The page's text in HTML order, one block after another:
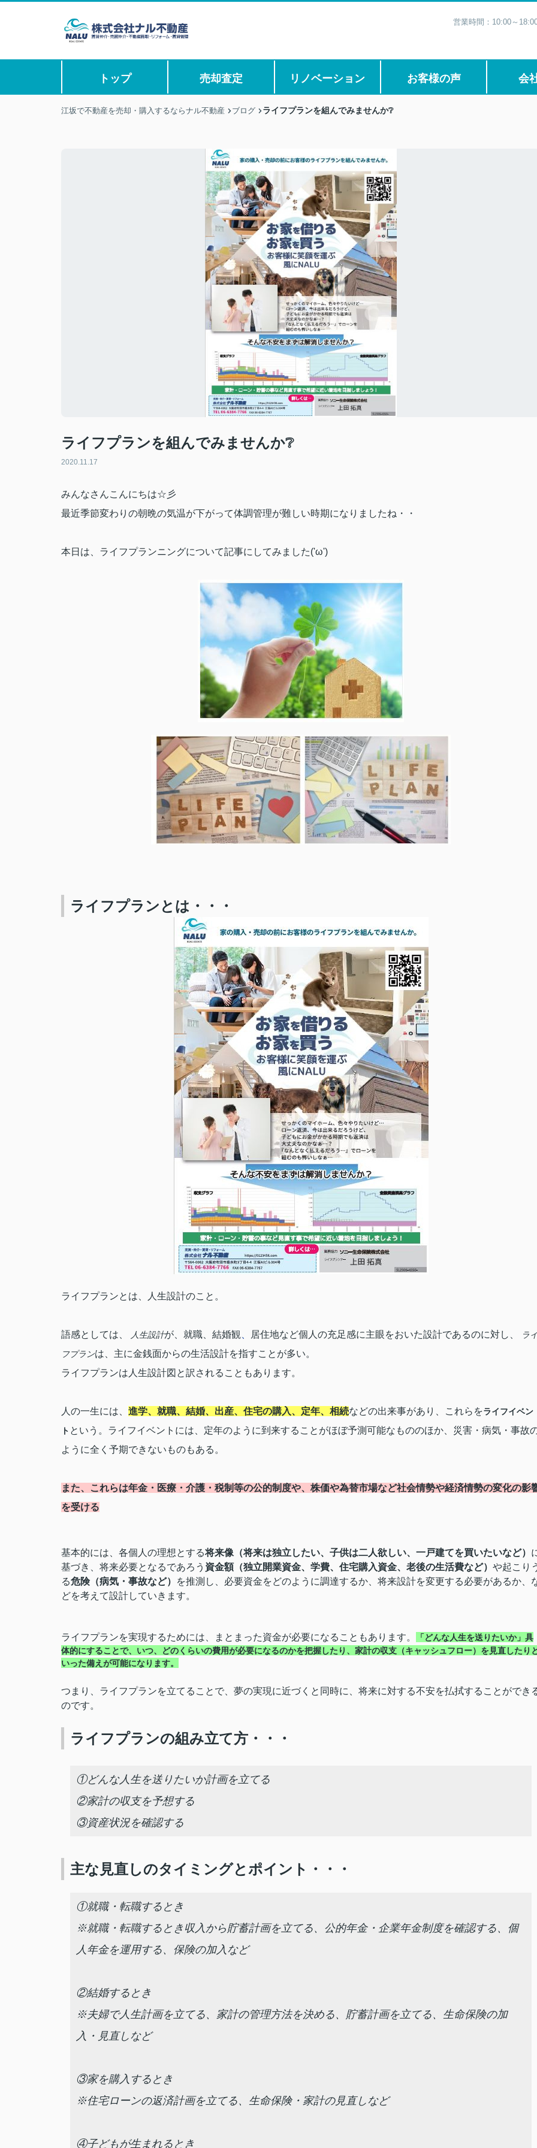
営業時間：10:00～
トップ 売却査定 リノベーション お客様の声 会
江坂で不動産を売却・購入するならナル不動産 ブログ ライフプランを組んでみませんか❔
ライフプランを組んでみませんか❔
2020.11.17
みんなさんこんにちは☆彡
最近季節変わりの朝晩の気温が下がって体調管理が難しい時期になりましたね・・
本日は、ライフプランニングについて記事にしてみました('ω')
ライフプランとは・・・
ライフプランとは、人生設計のこと。
語感としては、 人生設計が、就職、結婚観 居住地など個人の充足感に主眼をおいた設計であるのに対し、
ラ
フプランは、主に金銭面からの生活設計を指すことが多い。
ライフプランは人生設計図と訳されることもあります。
人の一生には、 進学、就職、結婚、出産、住宅の購入、定年、相続などの出来事があり、これらをライフイベン
ト という。ライフイベントには、定年のように到来することがほぼ予測可能なもののほか、災害・病気・事故
ように全く予期できないものもある。
また、これらは年金・医療・介護・税制等の公的制度や、株価や為替市場など社会情勢や経済情勢の変化の影
を受ける
基本的には、各個人の理想とする将来像（将来は独立したい、子供は二人欲しい、一戸建てを買いたいなど）
基づき、将来必要となるであろう 資金額（独立開業資金、学費、住宅購入資金、老後の生活費など） や起こり
る危険（病気・事故など）
を推測し、必要資金をどのように調達するか、将来設計を変更する必要があるか、
どを考えて設計していきます。
ライフプランを実現するためには、まとまった資金が必要になることもあります。
「どんな人生を送りたいか」具
体的にすることで、いつ、どのくらいの費用が必要になるのかを把握したり、家計の収支（キャッシュフロー）を見直したり
いった備えが可能になります。
つまり、ライフプランを立てることで、夢の実現に近づくと同時に、将来に対する不安を払拭することができ
のです。
ライフプランの組み立て方・・・
①どんな人生を送りたいか計画を立てる
②家計の収支を予想する
③資産状況を確認する
主な見直しのタイミングとポイント・・・
①就職・転職するとき
※就職・転職するとき収入から貯蓄計画を立てる、公的年金・企業年金制度を確認する、個
人年金を運用する、保険の加入など
②結婚するとき
※夫婦で人生計画を立てる、家計の管理方法を決める、貯蓄計画を立てる、生命保険の加
入・見直しなど
③家を購入するとき
※住宅ローンの返済計画を立てる、生命保険・家計の見直しなど
④子どもが生まれるとき